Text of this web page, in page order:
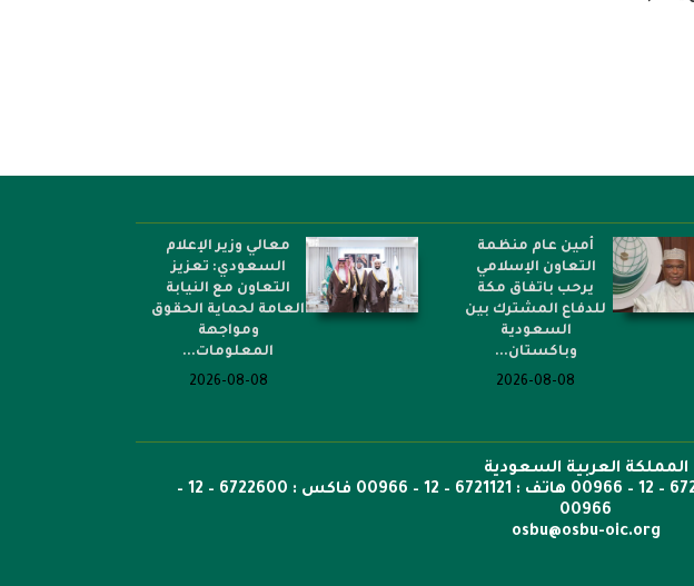
أمين عام منظمة
التعاون الإسلامي
يرحب باتفاق مكة
للدفاع المشترك بين
السعودية
وباكستان...
2026-08-08
معالي وزير الإعلام
السعودي: تعزيز
التعاون مع النيابة
العامة لحماية الحقوق
ومواجهة
المعلومات...
2026-08-08
المملكة العربية السعودية
ص.ب: 6351 جدة الرمز 21442 هاتف 6722269 – 12 – 00966 هاتف : 6721121 – 12 – 00966 فاكس : 6722600 – 12 –
00966
osbu@osbu-oic.org